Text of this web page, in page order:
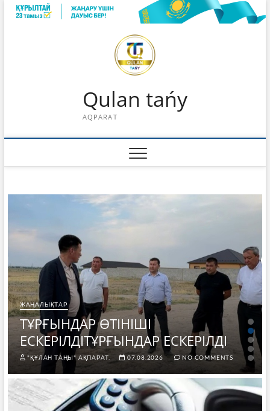
Skip
Qulan tańy
AQPARAT
ЖАҢАЛЫҚТАР
ТҰРҒЫНДАР ӨТІНІШІ
ЕСКЕРІЛДІТҰРҒЫНДАР ЕСКЕРІЛДІ
"ҚҰЛАН ТАҢЫ" АҚПАРАТ. 07.08.2026 NO COMMENTS